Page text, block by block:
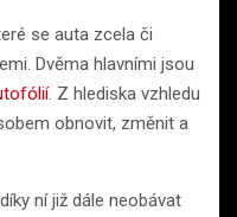
se auta zcela či
Dvěma hlavními jsou
. Z hlediska vzhledu
obnovit, změnit a
ní již dále neobávat